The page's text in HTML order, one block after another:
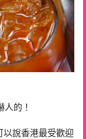
的！
以說香港最受歡迎